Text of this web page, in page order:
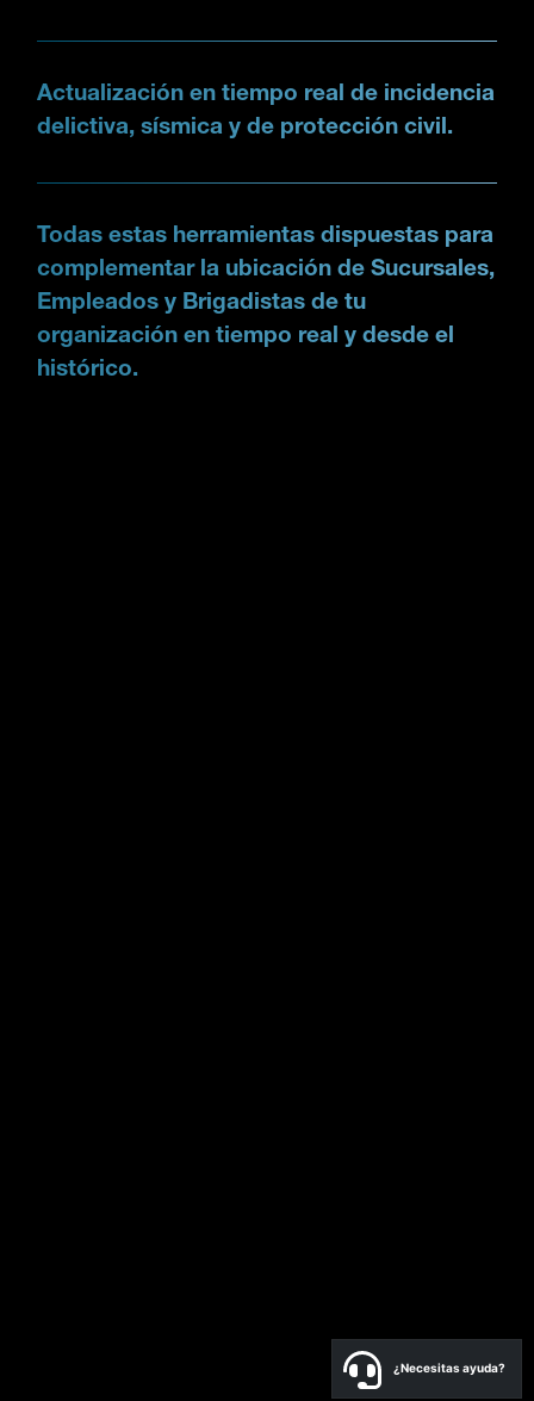
Actualización en tiempo real de incidencia
delictiva, sísmica y de protección civil.
Todas estas herramientas dispuestas para
complementar la ubicación de Sucursales,
Empleados y Brigadistas de tu
organización en tiempo real y desde el
histórico.
¿Necesitas ayuda?